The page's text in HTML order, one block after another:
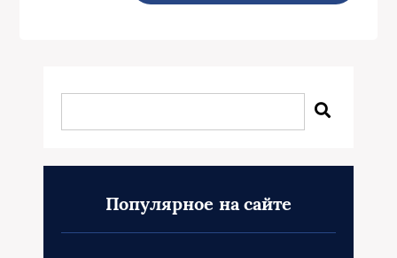
Популярное на сайте